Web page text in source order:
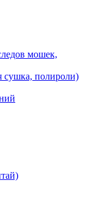
мошек,
сушка, полироли)